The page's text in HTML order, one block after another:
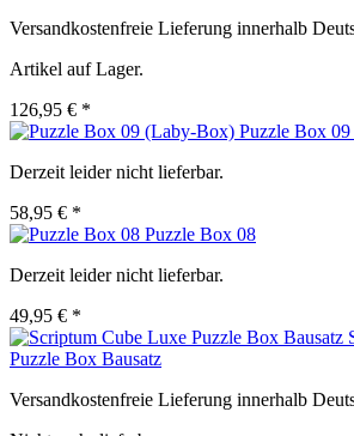
Versandkostenfreie Lieferung innerhalb
Artikel auf Lager.
126,95 € *
Puzzle Box
Derzeit leider nicht lieferbar.
58,95 € *
Puzzle Box 08
Derzeit leider nicht lieferbar.
49,95 € *
Puzzle Box Bausatz
Versandkostenfreie Lieferung innerhalb